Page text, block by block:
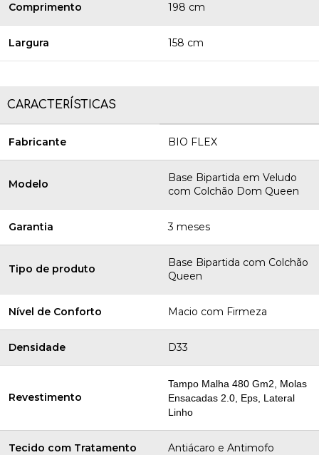
Comprimento 198 cm
Largura 158 cm
CARACTERÍSTICAS
Fabricante BIO FLEX
Modelo
Base Bipartida em Veludo
com Colchão Dom Queen
Garantia 3 meses
Tipo de produto
Base Bipartida com Colchão
Queen
Nível de Conforto Macio com Firmeza
Densidade D33
Revestimento
Tampo Malha 480 Gm2, Molas
Ensacadas 2.0, Eps, Lateral
Linho
Tecido com Tratamento Antiácaro e Antimofo